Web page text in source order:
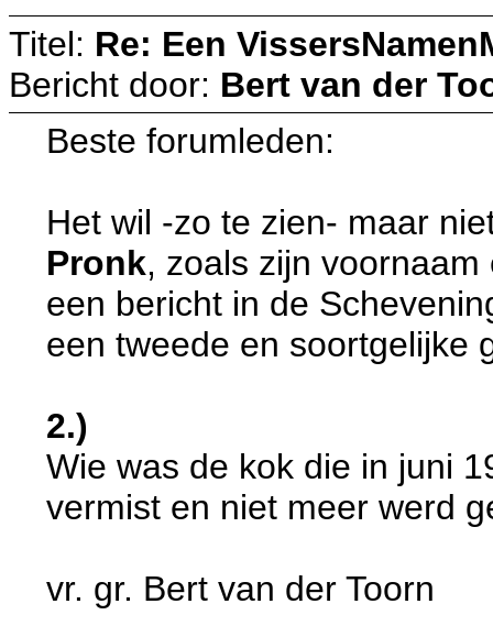
Titel: Re: Een
Bericht door: Bert van der
Beste forumleden:
Het wil -zo te zien- maar
Pronk, zoals zijn
een bericht in de
een tweede en soortgelijke
2.)
Wie was de kok die in juni
vermist en niet meer werd
vr. gr. Bert van der Toorn